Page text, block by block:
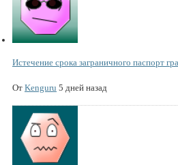
Истечение срока заграничного паспорт
От Kenguru 5 дней назад